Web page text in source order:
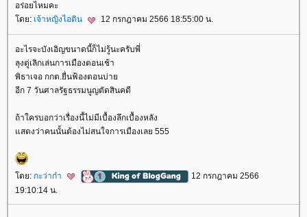
อร่อยไหมคะ
ดย: เจ้าหญิงไอดิน 12 กรกฎาคม 2566 18:55:00 น.
อะไรจะบังเอิญขนาดนี้ก็ไม่รู้นะครับพี่
ลุงตู่เลิกเล่นการเมืองตอนเช้า
พิธาเจอ กกต.ยื่นฟ้องตอนบ่า
อีก 7 วันศาลรัฐธรรมนูญตัดสินคดี
ถ้าใครบอกว่าเรื่องนี้ไม่มีเบื้องลึกเบื้องหลัง
สดงว่าคนนั้นต้องไม่สนใจการเมืองเลย 555
ดย: กะว่าก๋า
12 กรกฎาคม 2566
19:10:14 น.